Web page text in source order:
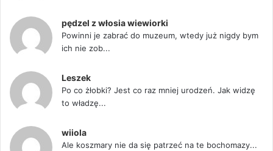
pędzel z włosia wiewiorki
Powinni je zabrać do muzeum, wtedy już nigdy bym
ich nie zob...
Leszek
Po co żłobki? Jest co raz mniej urodzeń. Jak widzę
to władzę...
wiiola
Ale koszmary nie da się patrzeć na te bochomazy...